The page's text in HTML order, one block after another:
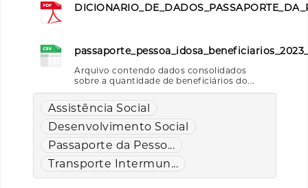
Arquivo contendo dados consolidados
sobre a quantidade de beneficiários do...
Assistência Social
Desenvolvimento Social
Passaporte da Pesso...
Transporte Intermun...